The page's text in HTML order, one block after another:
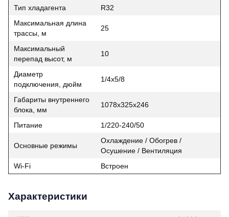
Тип хладагента
R32
Максимальная длина
трассы, м
25
Максимальный
перепад высот, м
10
Диаметр
подключения, дюйм
1/4x5/8
Габариты внутреннего
блока, мм
1078x325x246
Питание 1/220-240/50
Основные режимы
Охлаждение / Обогрев /
Осушение / Вентиляция
Wi‑Fi
Встроен
Характеристики